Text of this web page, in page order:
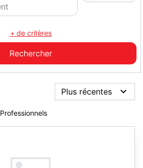
+ de critères
Professionnels